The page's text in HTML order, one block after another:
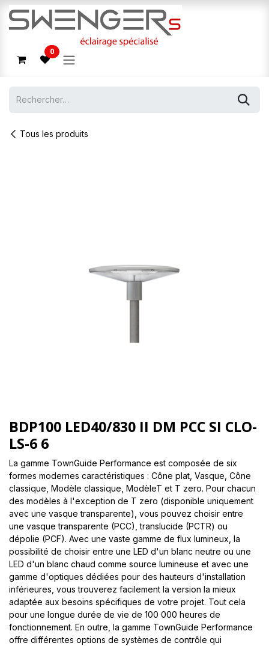
Se rendre au contenu
0
Tous les produits
BDP100 LED40/830 II DM PCC SI CLO-
LS-6 6
La gamme TownGuide Performance est composée de six
formes modernes caractéristiques : Cône plat, Vasque, Cône
classique, Modèle classique, ModèleT et T zero. Pour chacun
des modèles à l'exception de T zero (disponible uniquement
avec une vasque transparente), vous pouvez choisir entre
une vasque transparente (PCC), translucide (PCTR) ou
dépolie (PCF). Avec une vaste gamme de flux lumineux, la
possibilité de choisir entre une LED d'un blanc neutre ou une
LED d'un blanc chaud comme source lumineuse et avec une
gamme d'optiques dédiées pour des hauteurs d'installation
inférieures, vous trouverez facilement la version la mieux
adaptée aux besoins spécifiques de votre projet. Tout cela
pour une longue durée de vie de 100 000 heures de
fonctionnement. En outre, la gamme TownGuide Performance
offre différentes options de systèmes de contrôle qui